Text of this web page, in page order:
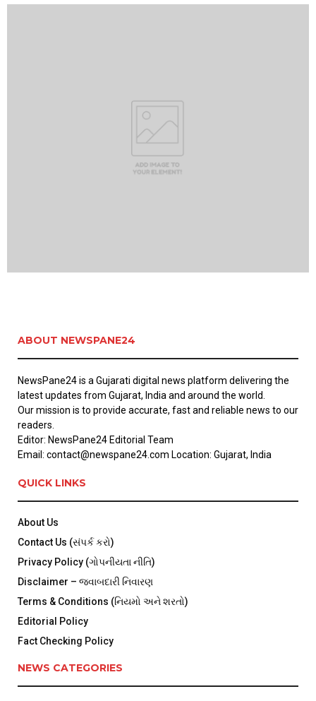
ABOUT NEWSPANE24
NewsPane24 is a Gujarati digital news platform delivering the
latest updates from Gujarat, India and around the world.
Our mission is to provide accurate, fast and reliable news to our
readers.
Editor: NewsPane24 Editorial Team
Email: contact@newspane24.com Location: Gujarat, India
QUICK LINKS
About Us
Contact Us (સંપર્ક કરો)
Privacy Policy (ગોપનીયતા નીતિ)
Disclaimer – જવાબદારી નિવારણ
Terms & Conditions (નિયમો અને શરતો)
Editorial Policy
Fact Checking Policy
NEWS CATEGORIES